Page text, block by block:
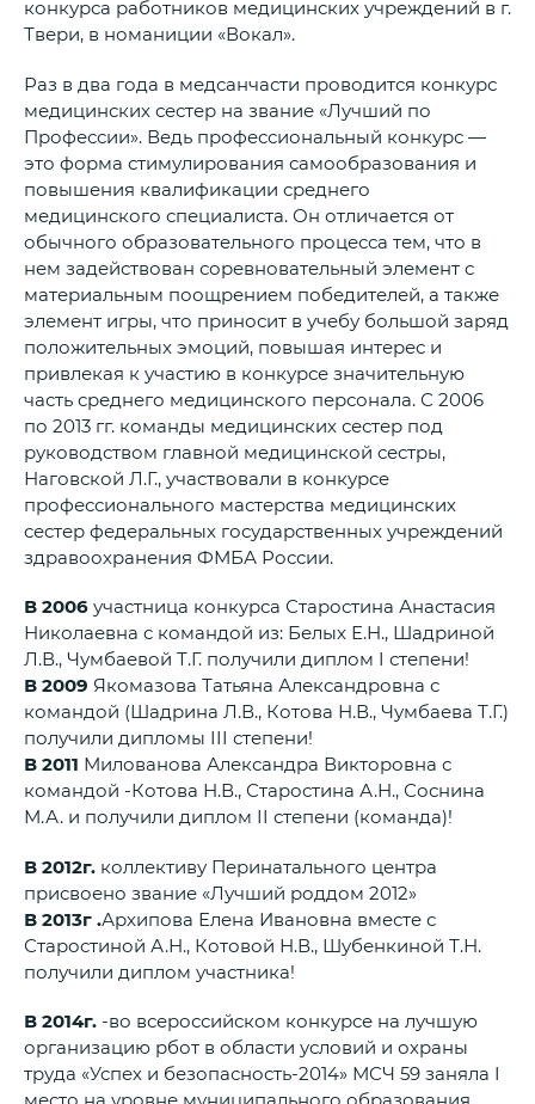
конкурса работников медицинских учреждений в г.
Твери, в номаниции «Вокал».
Раз в два года в медсанчасти проводится конкурс
медицинских сестер на звание «Лучший по
Профессии». Ведь профессиональный конкурс —
это форма стимулирования самообразования и
повышения квалификации среднего
медицинского специалиста. Он отличается от
обычного образовательного процесса тем, что в
нем задействован соревновательный элемент с
материальным поощрением победителей, а также
элемент игры, что приносит в учебу большой заряд
положительных эмоций, повышая интерес и
привлекая к участию в конкурсе значительную
часть среднего медицинского персонала. С 2006
по 2013 гг. команды медицинских сестер под
руководством главной медицинской сестры,
Наговской Л.Г., участвовали в конкурсе
профессионального мастерства медицинских
сестер федеральных государственных учреждений
здравоохранения ФМБА России.
В 2006 участница конкурса Старостина Анастасия
Николаевна с командой из: Белых Е.Н., Шадриной
Л.В., Чумбаевой Т.Г. получили диплом I степени!
В 2009 Якомазова Татьяна Александровна с
командой (Шадрина Л.В., Котова Н.В., Чумбаева Т.Г.)
получили дипломы III степени!
В 2011 Милованова Александра Викторовна с
командой -Котова Н.В., Старостина А.Н., Соснина
М.А. и получили диплом II степени (команда)!
В 2012г. коллективу Перинатального центра
присвоено звание «Лучший роддом 2012»
В 2013г .Архипова Елена Ивановна вместе с
Старостиной А.Н., Котовой Н.В., Шубенкиной Т.Н.
получили диплом участника!
В 2014г. -во всероссийском конкурсе на лучшую
организацию рбот в области условий и охраны
труда «Успех и безопасность-2014» МСЧ 59 заняла I
место на уровне муниципального образования